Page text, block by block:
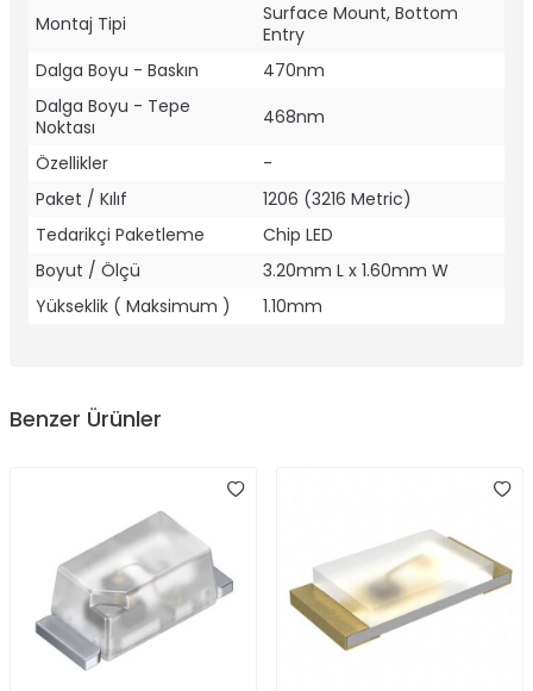
Montaj Tipi
Surface Mount, Bottom
Entry
Dalga Boyu - Baskın
470nm
Dalga Boyu - Tepe
Noktası
468nm
Özellikler
-
Paket / Kılıf
1206 (3216 Metric)
Tedarikçi Paketleme
Chip LED
Boyut / Ölçü
3.20mm L x 1.60mm W
Yükseklik ( Maksimum )
1.10mm
Benzer Ürünler